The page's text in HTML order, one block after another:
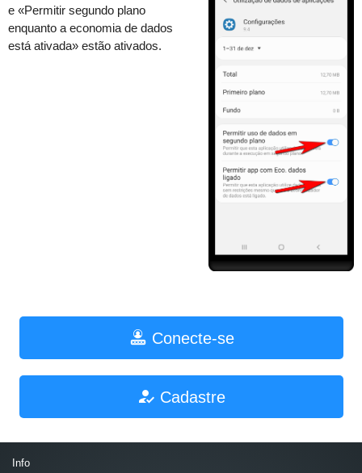
e «Permitir segundo plano
enquanto a economia de dados
está ativada» estão ativados.
Conecte-se
Cadastre
Info